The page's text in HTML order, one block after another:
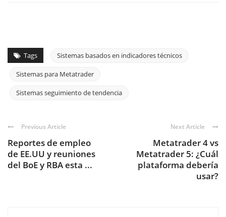
Tags Sistemas basados en indicadores técnicos
Sistemas para Metatrader
Sistemas seguimiento de tendencia
Previous Article
Reportes de empleo
de EE.UU y reuniones
del BoE y RBA esta ...
Next Article
Metatrader 4 vs
Metatrader 5: ¿Cuál
plataforma debería
usar?